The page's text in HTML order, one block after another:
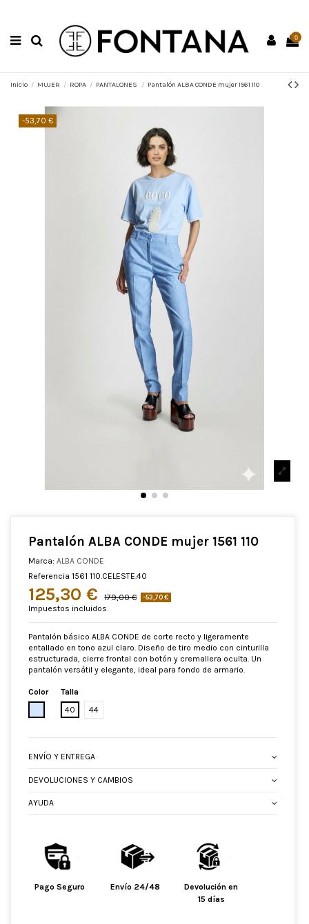
0
Inicio MUJER ROPA PANTALONES Pantalón ALBA CONDE mujer 1561 110
-53,70 €
Pantalón ALBA CONDE mujer 1561 110
Marca: ALBA CONDE
Referencia 1561 110.CELESTE.40
125,30 € 179,00 € -53,70 €
Impuestos incluidos
Pantalón básico ALBA CONDE de corte recto y ligeramente
entallado en tono azul claro. Diseño de tiro medio con cinturilla
estructurada, cierre frontal con botón y cremallera oculta. Un
pantalón versátil y elegante, ideal para fondo de armario.
Color
CELESTE
Talla
40
44
ENVÍO Y ENTREGA
DEVOLUCIONES Y CAMBIOS
AYUDA
Pago Seguro Envío 24/48
Devolución en
15 días